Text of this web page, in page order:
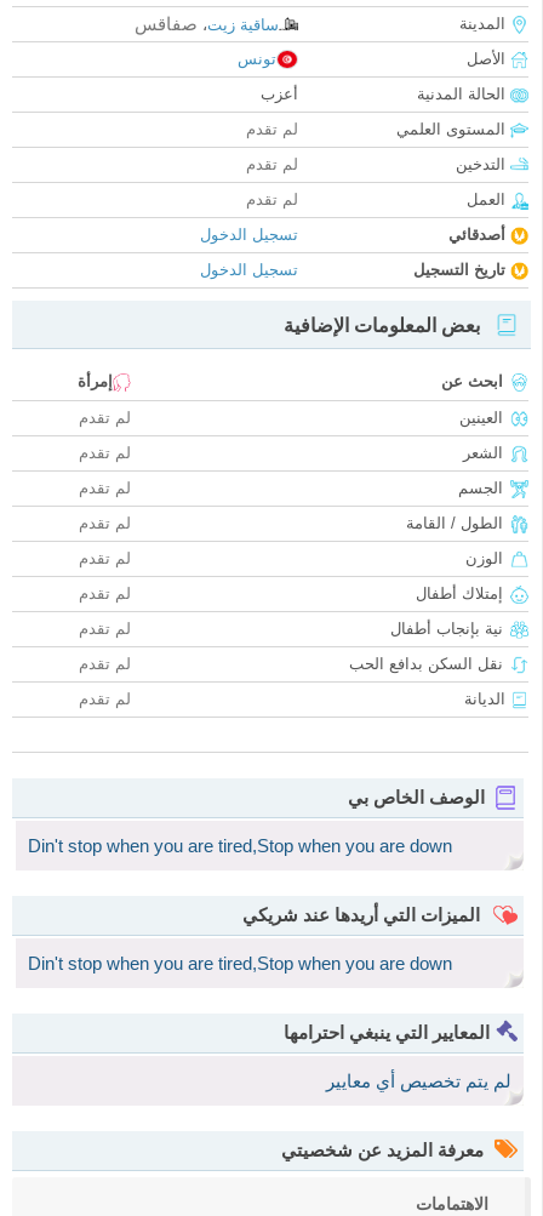
المدينة
ساقية زيت، صفاقس
الأصل
تونس
الحالة المدنية
أعزب
المستوى العلمي
لم تقدم
التدخين
لم تقدم
العمل
لم تقدم
أصدقائي
تسجيل الدخول
تاريخ التسجيل
تسجيل الدخول
بعض المعلومات الإضافية
ابحث عن
إمرأة
العينين
لم تقدم
الشعر
لم تقدم
الجسم
لم تقدم
الطول / القامة
لم تقدم
الوزن
لم تقدم
إمتلاك أطفال
لم تقدم
نية بإنجاب أطفال
لم تقدم
نقل السكن بدافع الحب
لم تقدم
الديانة
لم تقدم
الوصف الخاص بي
Din't stop when you are tired,Stop when you are down
الميزات التي أريدها عند شريكي
Din't stop when you are tired,Stop when you are down
المعايير التي ينبغي احترامها
لم يتم تخصيص أي معايير
معرفة المزيد عن شخصيتي
الاهتمامات